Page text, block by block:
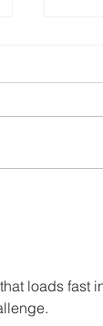
loads fast